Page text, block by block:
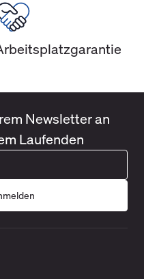
Newsletter an
Laufenden